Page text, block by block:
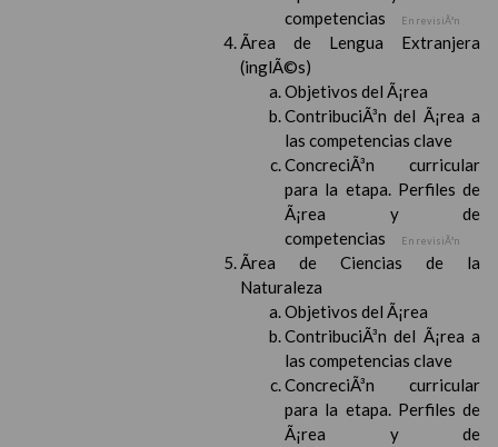
competencias
En revisiÃ³n
Ãrea de Lengua Extranjera
(inglÃ©s)
Objetivos del Ã¡rea
ContribuciÃ³n del Ã¡rea a
las competencias clave
ConcreciÃ³n curricular
para la etapa. Perfiles de
Ã¡rea y de
competencias
En revisiÃ³n
Ãrea de Ciencias de la
Naturaleza
Objetivos del Ã¡rea
ContribuciÃ³n del Ã¡rea a
las competencias clave
ConcreciÃ³n curricular
para la etapa. Perfiles de
Ã¡rea y de